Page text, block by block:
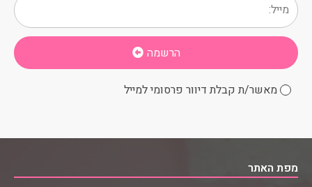
מאשר/ת קבלת דיוור פרסומי למייל
הרשמה
מפת האתר